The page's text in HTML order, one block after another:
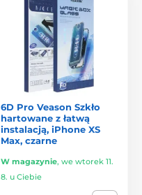
6D Pro Veason Szkło
hartowane z łatwą
instalacją, iPhone XS
Max, czarne
W magazynie, we wtorek 11.
8. u Ciebie